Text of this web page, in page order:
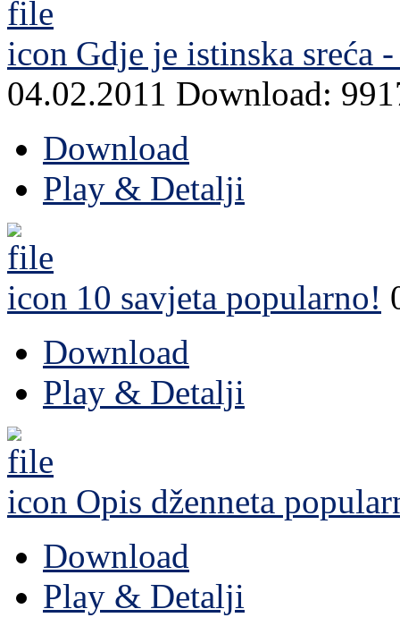
Gdje je istinska sreća
04.02.2011 Download:
Download
Play & Detalji
10 savjeta popularno!
Download
Play & Detalji
Opis dženneta
Download
Play & Detalji